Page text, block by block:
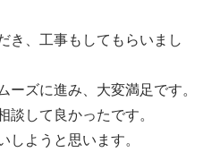
き、工事もしてもらいまし
ーズに進み、大変満足です。
談して良かったです。
しようと思います。